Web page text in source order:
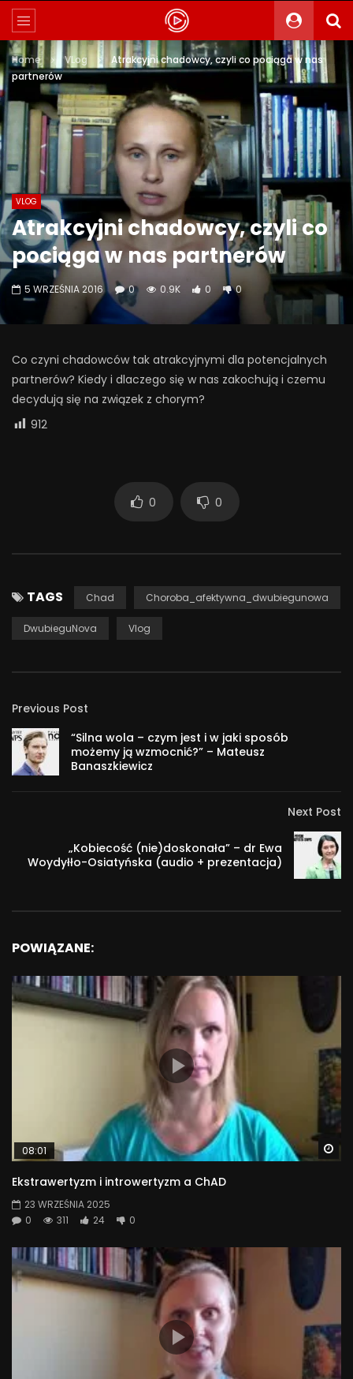
Home VLog
Atrakcyjni chadowcy, czyli co pociąga w nas
partnerów
VLOG
Atrakcyjni chadowcy, czyli co
pociąga w nas partnerów
5 WRZEŚNIA 2016 0 0.9K 0 0
Co czyni chadowców tak atrakcyjnymi dla potencjalnych
partnerów? Kiedy i dlaczego się w nas zakochują i czemu
decydują się na związek z chorym?
912
0 0
TAGS Chad Choroba_afektywna_dwubiegunowa
DwubieguNova Vlog
Previous Post
“Silna wola – czym jest i w jaki sposób
możemy ją wzmocnić?” – Mateusz
Banaszkiewicz
Next Post
„Kobiecość (nie)doskonała” – dr Ewa
Woydyłło-Osiatyńska (audio + prezentacja)
POWIĄZANE:
08:01
Ekstrawertyzm i introwertyzm a ChAD
23 WRZEŚNIA 2025
0
311 24 0